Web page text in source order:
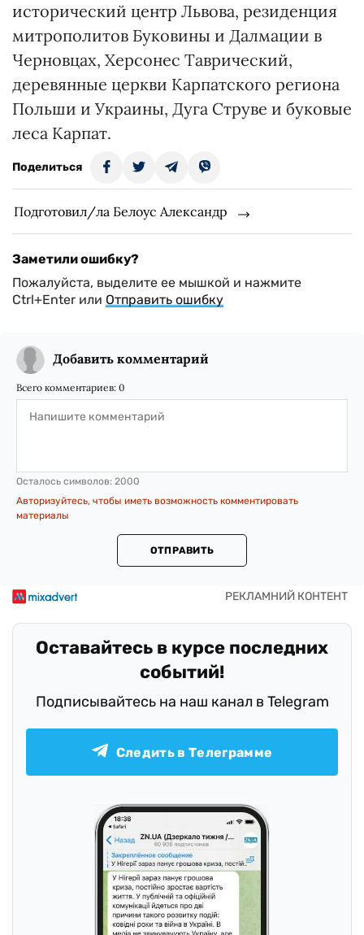
исторический центр Львова, резиденция
митрополитов Буковины и Далмации в
Черновцах, Херсонес Таврический,
деревянные церкви Карпатского региона
Польши и Украины, Дуга Струве и буковые
леса Карпат.
Поделиться
Подготовил/ла Белоус Александр
Заметили ошибку?
Пожалуйста, выделите ее мышкой и нажмите
Ctrl+Enter или Отправить ошибку
Добавить комментарий
Всего комментариев: 0
Осталось символов: 2000
Авторизуйтесь, чтобы иметь возможность комментировать
материалы
ОТПРАВИТЬ
Оставайтесь в курсе последних
событий!
Подписывайтесь на наш канал в Telegram
Следить в Телеграмме